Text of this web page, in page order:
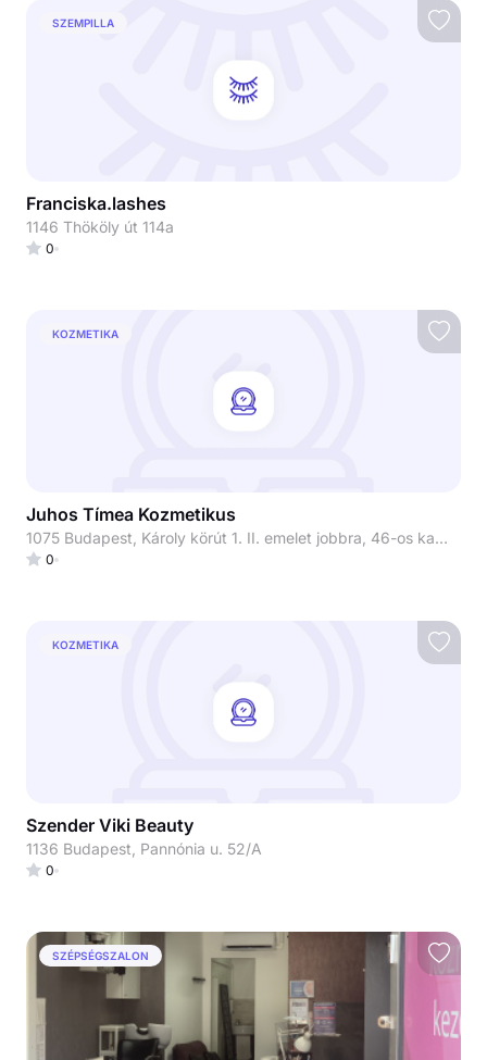
SZEMPILLA
Franciska.lashes
1146 Thököly út 114a
0
KOZMETIKA
Juhos Tímea Kozmetikus
1075 Budapest, Károly körút 1. II. emelet jobbra, 46-os kapucsengő Juhos Tímea Kozmetikus
0
KOZMETIKA
Szender Viki Beauty
1136 Budapest, Pannónia u. 52/A
0
SZÉPSÉGSZALON